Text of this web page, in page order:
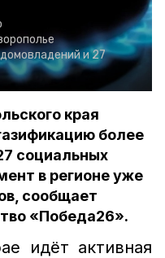
и 27
края
более
социальных
в регионе уже
сообщает
«Победа26».
идёт активная